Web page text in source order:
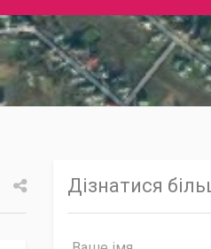
Facebook
Дізнатися